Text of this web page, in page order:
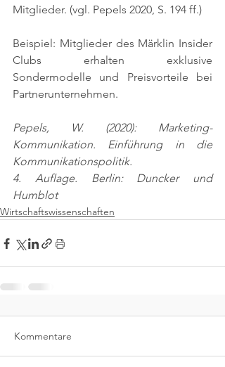
Mitglieder. (vgl. Pepels 2020, S. 194 ff.)
Beispiel: Mitglieder des Märklin Insider
Clubs erhalten exklusive
Sondermodelle und Preisvorteile bei
Partnerunternehmen.
Pepels, W. (2020): Marketing-
Kommunikation. Einführung in die
Kommunikationspolitik.
4. Auflage. Berlin: Duncker und
Humblot
Wirtschaftswissenschaften
Kommentare